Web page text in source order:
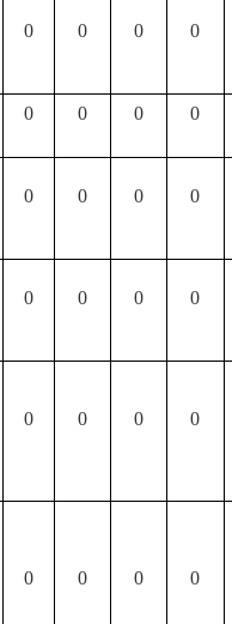
0 0 0 0
0 0 0 0
0 0 0 0
0 0 0 0
0 0 0 0
0 0 0 0